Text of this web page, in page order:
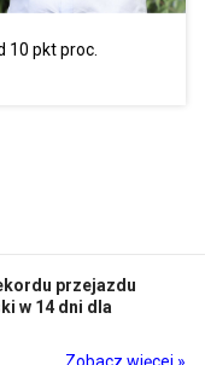
10 pkt proc.
przejazdu
w 14 dni dla